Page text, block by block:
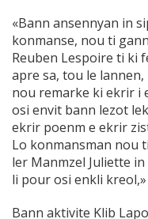
«Bann ansennyan in
konmanse, nou ti
Reuben Lespoire ti ki
apre sa, tou le
nou remarke ki ekrir i
osi envit bann lezot
ekrir poenm e ekrir
Lo konmansman nou
ler Manmzel Juliette
li pour osi enkli
Bann aktivite Klib